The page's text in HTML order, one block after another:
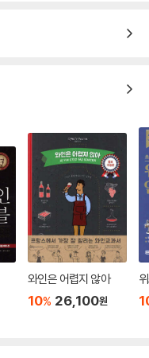
와인은 어렵지 않아
10% 26,100원